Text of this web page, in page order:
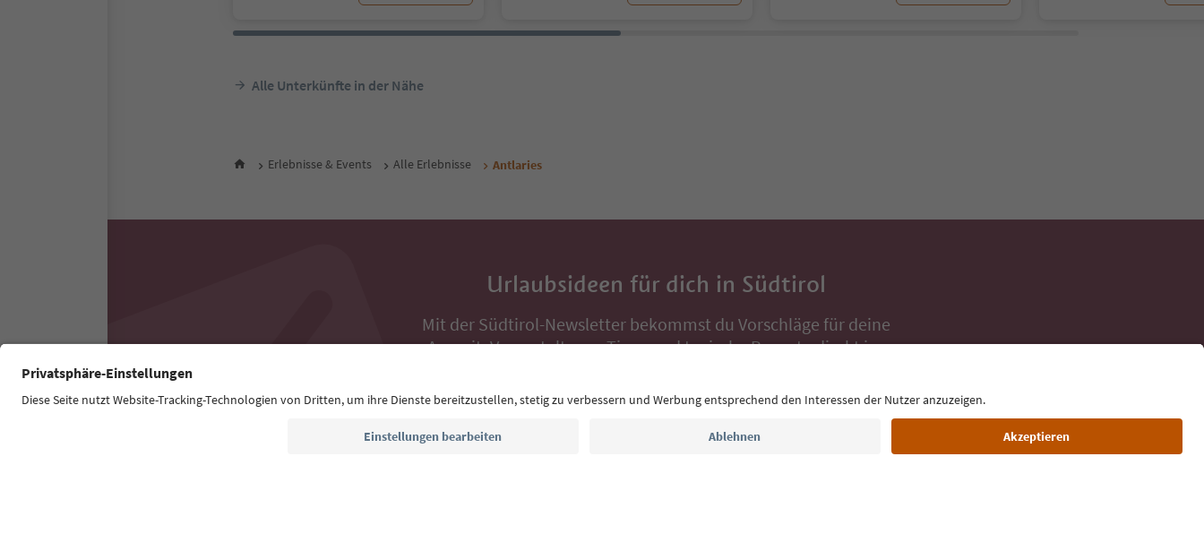
Alle Unterkünfte in der Nähe
Erlebnisse & Events Alle Erlebnisse Antlaries
Urlaubsideen für dich in Südtirol
Mit der Südtirol-Newsletter bekommst du Vorschläge für deine
Auszeit, Veranstaltungs-Tipps und typische Rezepte direkt ins
E-Mail Adresse